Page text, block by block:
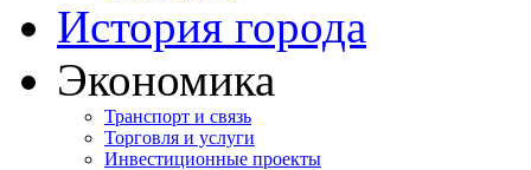
История города
Экономика
Транспорт и связь
Торговля и услуги
Инвестиционные проекты